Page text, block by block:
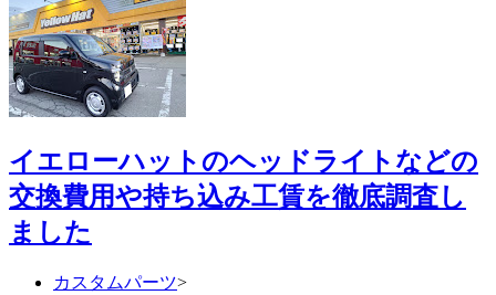
イエローハットのヘッドライトなどの
交換費用や持ち込み工賃を徹底調査し
ました
カスタムパーツ>